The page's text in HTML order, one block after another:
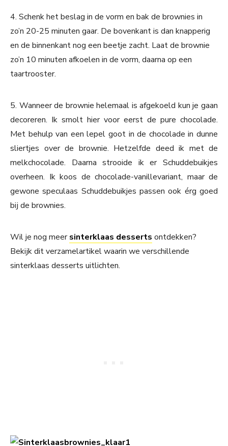
4. Schenk het beslag in de vorm en bak de brownies in
zo’n 20-25 minuten gaar. De bovenkant is dan knapperig
en de binnenkant nog een beetje zacht. Laat de brownie
zo’n 10 minuten afkoelen in de vorm, daarna op een
taartrooster.
5. Wanneer de brownie helemaal is afgekoeld kun je gaan
decoreren. Ik smolt hier voor eerst de pure chocolade.
Met behulp van een lepel goot in de chocolade in dunne
sliertjes over de brownie. Hetzelfde deed ik met de
melkchocolade. Daarna strooide ik er Schuddebuikjes
overheen. Ik koos de chocolade-vanillevariant, maar de
gewone speculaas Schuddebuikjes passen ook érg goed
bij de brownies.
Wil je nog meersinterklaas desserts ontdekken?
Bekijk dit verzamelartikel waarin we verschillende
sinterklaas desserts uitlichten.